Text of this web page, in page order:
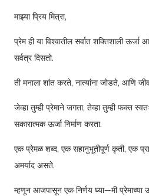
माझ्या प्रिय मित्रा,
प्रेम ही या विश्वातील सर्वात शक्तिशाली ऊर्जा
सर्वत्र दिसतो.
ती मनाला शांत करते, नात्यांना जोडते, आणि
जेव्हा तुम्ही प्रेमाने जगता, तेव्हा तुम्ही फक्त
सकारात्मक ऊर्जा निर्माण करता.
एक प्रेमळ शब्द, एक सहानुभूतीपूर्ण कृती, एक
अमर्याद असते.
म्हणून आजपासून एक निर्णय घ्या—मी प्रेमाच्या